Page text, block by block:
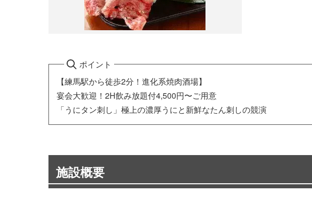
ポイント
【練馬駅から徒歩2分！進化系焼肉酒場】
宴会大歓迎！2H飲み放題付4,500円〜ご用意
「うにタン刺し」極上の濃厚うにと新鮮なたん刺しの競演
施設概要